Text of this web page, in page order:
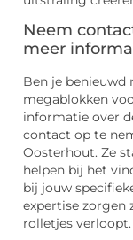
Neem
meer
Ben je benieuwd
megablokken
informatie over
contact op te
Oosterhout. Ze
helpen bij het
bij jouw
expertise zorgen
rolletjes verloopt.